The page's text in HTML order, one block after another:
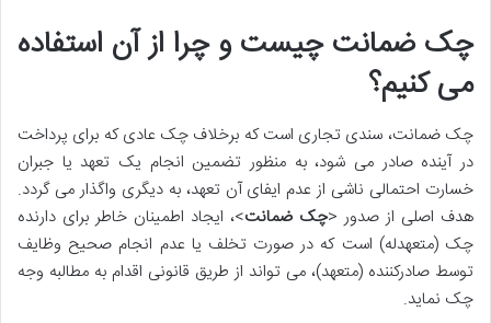
چک ضمانت چیست و چرا از آن استفاده
می کنیم؟
چک ضمانت، سندی تجاری است که برخلاف چک عادی که برای پرداخت
در آینده صادر می شود، به منظور تضمین انجام یک تعهد یا جبران
خسارت احتمالی ناشی از عدم ایفای آن تعهد، به دیگری واگذار می گردد.
هدف اصلی از صدور <چک ضمانت>، ایجاد اطمینان خاطر برای دارنده
چک (متعهدله) است که در صورت تخلف یا عدم انجام صحیح وظایف
توسط صادرکننده (متعهد)، می تواند از طریق قانونی اقدام به مطالبه وجه
چک نماید.